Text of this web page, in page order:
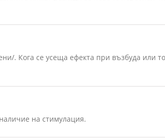
. Кога се усеща ефекта при възбуда или
на стимулация.